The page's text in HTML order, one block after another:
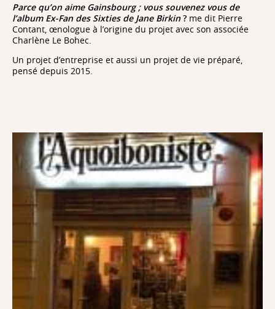
Parce qu’on aime Gainsbourg ; vous souvenez vous de
l’album Ex-Fan des Sixties de Jane Birkin ? me dit Pierre
Contant, œnologue à l’origine du projet avec son associée
Charlène Le Bohec.
Un projet d’entreprise et aussi un projet de vie préparé,
pensé depuis 2015.